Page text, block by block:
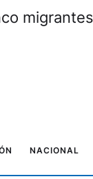
NACIONAL